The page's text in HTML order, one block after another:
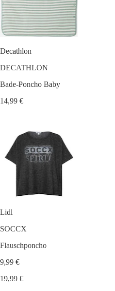
Decathlon
DECATHLON
Bade-Poncho Baby
14,99 €
Lidl
SOCCX
Flauschponcho
9,99 €
19,99 €